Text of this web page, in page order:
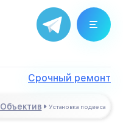
Срочный ремонт
Объектив Установка подвеса